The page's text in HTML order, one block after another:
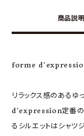
商品説明
forme d'expression
リラックス感のある
d'expression定番の開
るシルエットはシャツ